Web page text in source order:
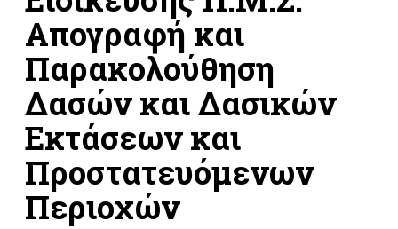
Απογραφή και
Παρακολούθηση
Δασών και Δασικών
Εκτάσεων και
Προστατευόμενων
Περιοχών